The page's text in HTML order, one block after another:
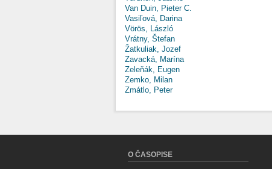
Van Duin, Pieter C.
Vasiľová, Darina
Vörös, László
Vrátny, Štefan
Žatkuliak, Jozef
Zavacká, Marína
Zeleňák, Eugen
Zemko, Milan
Zmátlo, Peter
O ČASOPISE